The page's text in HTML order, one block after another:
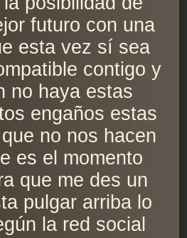
futuro con una
esta vez sí sea
contigo y
no haya estas
engaños estas
no nos hacen
es el momento
que me des un
pulgar arriba lo
la red social